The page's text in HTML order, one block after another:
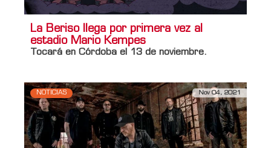
La Beriso llega por primera vez al
estadio Mario Kempes
Tocará en Córdoba el 13 de noviembre.
NOTICIAS Nov 04, 2021